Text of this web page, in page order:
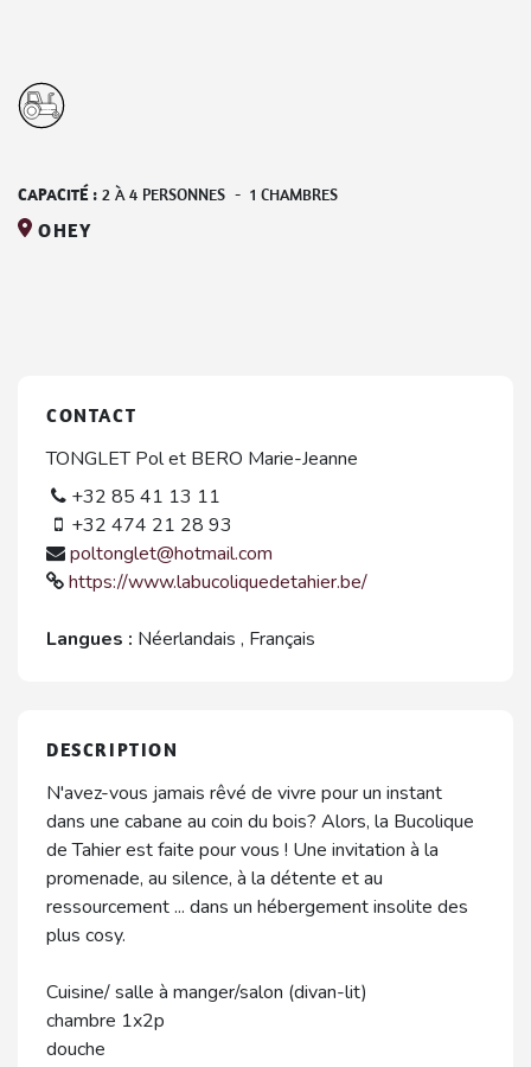
CAPACITÉ : 2 À4 PERSONNES - 1 CHAMBRES
OHEY
CONTACT
TONGLET Pol et BERO Marie-Jeanne
+32 85 41 13 11
+32 474 21 28 93
poltonglet@hotmail.com
https://www.labucoliquedetahier.be/
Langues : Néerlandais , Français
DESCRIPTION
N'avez-vous jamais rêvé de vivre pour un instant
dans une cabane au coin du bois? Alors, la Bucolique
de Tahier est faite pour vous ! Une invitation à la
promenade, au silence, à la détente et au
ressourcement ... dans un hébergement insolite des
plus cosy.
Cuisine/ salle à manger/salon (divan-lit)
chambre 1x2p
douche